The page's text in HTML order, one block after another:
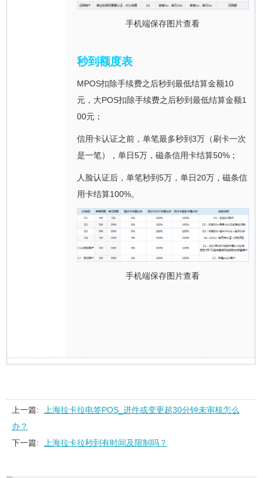
手机端保存图片查看
秒到额度表
MPOS扣除手续费之后秒到最低结算金额10
元，大POS扣除手续费之后秒到最低结算金额1
00元；
信用卡认证之前，单笔最多秒到3万（刷卡一次
是一笔），单日5万，磁条信用卡结算50%；
人脸认证后，单笔秒到5万，单日20万，磁条信
用卡结算100%。
手机端保存图片查看
上一篇:
上海拉卡拉电签POS_进件或变更超30分钟未审核怎么
办？
下一篇:
上海拉卡拉秒到有时间及限制吗？